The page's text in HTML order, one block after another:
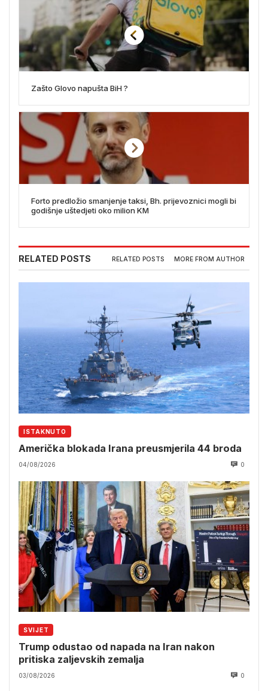
Zašto Glovo napušta BiH ?
Forto predložio smanjenje taksi, Bh. prijevoznici mogli bi
godišnje uštedjeti oko milion KM
RELATED POSTS RELATED POSTS MORE FROM AUTHOR
ISTAKNUTO
Američka blokada Irana preusmjerila 44 broda
04/08/2026 0
SVIJET
Trump odustao od napada na Iran nakon
pritiska zaljevskih zemalja
03/08/2026 0